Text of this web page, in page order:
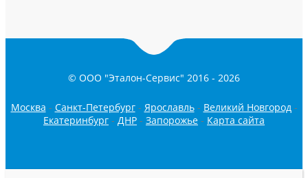
© ООО "Эталон-Сервис" 2016 - 2026
Москва - Санкт-Петербург- Ярославль- Великий Новгород-
Екатеринбург - ДНР - Запорожье - Карта сайта